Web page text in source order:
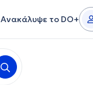
Ανακάλυψε το DO+